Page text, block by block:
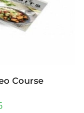
Course